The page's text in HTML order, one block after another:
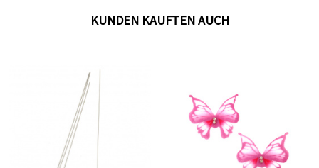
KUNDEN KAUFTEN AUCH